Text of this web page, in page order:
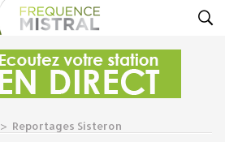
> Reportages Sisteron